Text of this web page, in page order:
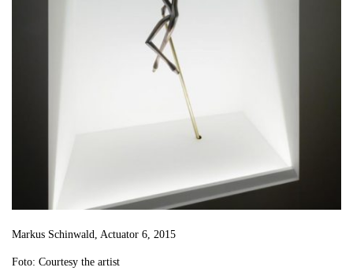
Markus Schinwald, Actuator 6, 2015
Foto: Courtesy the artist